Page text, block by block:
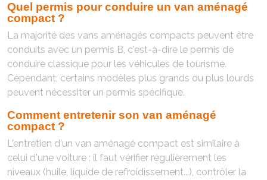
Quel permis pour conduire un van aménagé
compact ?
La majorité des vans aménagés compacts peuvent être
conduits avec un permis B, c'est-à-dire le permis de
conduire classique pour les véhicules de tourisme.
Cependant, certains modèles plus grands ou plus lourds
peuvent nécessiter un permis spécifique.
Comment entretenir son van aménagé
compact ?
L'entretien d'un van aménagé compact est similaire à
celui d'une voiture : il faut vérifier régulièrement les
niveaux (huile, liquide de refroidissement...), contrôler la